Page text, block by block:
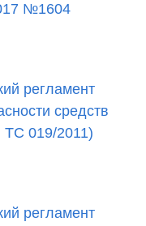
№1604
регламент
средств
019/2011)
регламент